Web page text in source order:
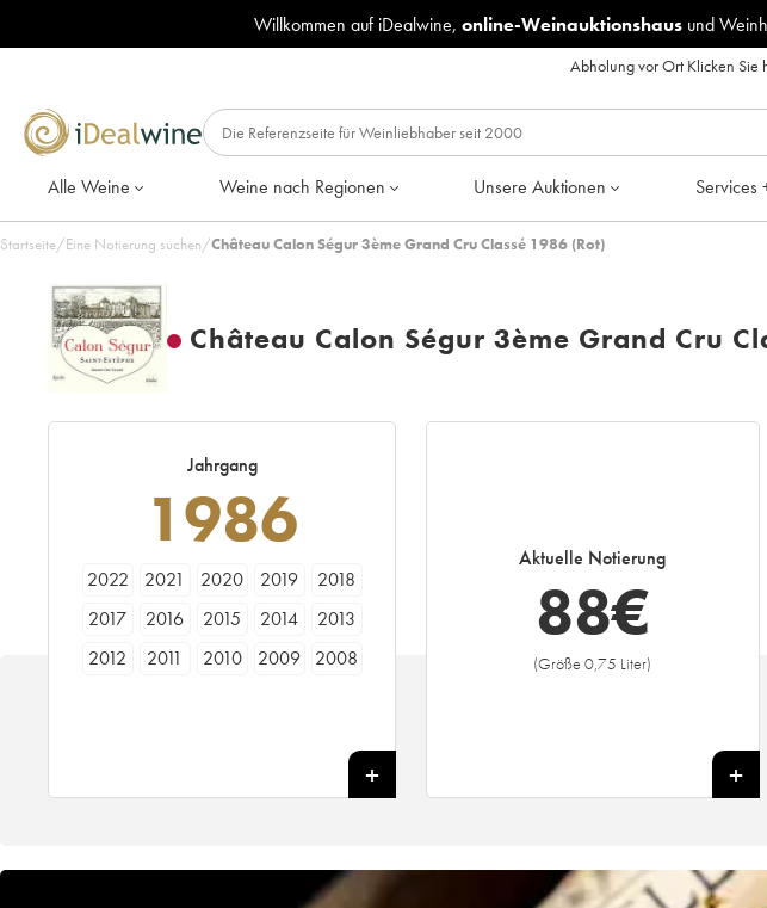
Willkommen auf iDealwine, online-Weinauktionshausund
Abholung vor Ort Klicken Sie
Alle Weine Weine nach Regionen Unsere Auktionen Services
Startseite/Eine Notierung suchen/Château Calon Ségur 3ème Grand Cru Classé 1986 (Rot)
Château Calon Ségur 3ème Grand Cru
Jahrgang
1986
2022 2021 2020 2019
2018
2017
2016 2015 2014
2013
2012
2011 2010 2009
2008
1978
Aktuelle Notierung
88€
(Größe 0,75 Liter)
+